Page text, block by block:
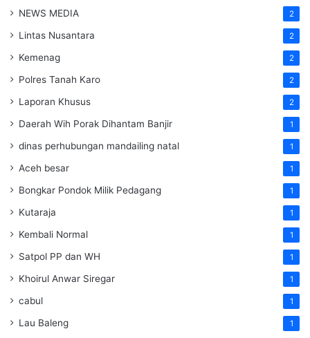
NEWS MEDIA 2
Lintas Nusantara 2
Kemenag 2
Polres Tanah Karo 2
Laporan Khusus 2
Daerah Wih Porak Dihantam Banjir 1
dinas perhubungan mandailing natal 1
Aceh besar 1
Bongkar Pondok Milik Pedagang 1
Kutaraja 1
Kembali Normal 1
Satpol PP dan WH 1
Khoirul Anwar Siregar 1
cabul 1
Lau Baleng 1